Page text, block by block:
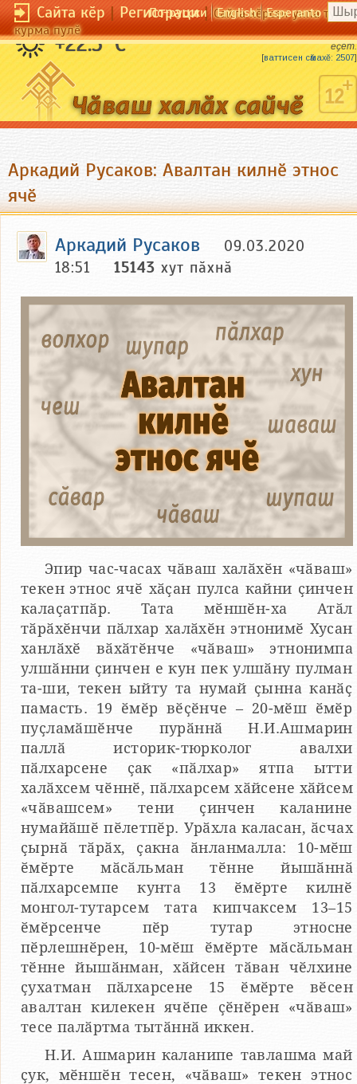
Сайта кӗр|Регистраци|Сайта кӗрсен унпа
курма пулӗ
По-русски English Esperanto
+22.5 °C
Шаланкӑ шыв кӑларать, ула курак пырса
ӗҫет.
[ваттисен сӑмахӗ: 2507]
Аркадий Русаков: Авалтан килнӗ этнос
ячӗ
Аркадий Русаков
09.03.2020
18:51
15143 хут пӑхнӑ
Эпир час-часах чӑваш халӑхӗн «чӑваш»
текен этнос ячӗ хӑҫан пулса кайни ҫинчен
калаҫатпӑр. Тата мӗншӗн-ха Атӑл
тӑрӑхӗнчи пӑлхар халӑхӗн этнонимӗ Хусан
ханлӑхӗ вӑхӑтӗнче «чӑваш» этнонимпа
улшӑнни ҫинчен е кун пек улшӑну пулман
та-ши, текен ыйту та нумай ҫынна канӑҫ
памасть. 19 ӗмӗр вӗҫӗнче – 20-мӗш ӗмӗр
пуҫламӑшӗнче пурӑннӑ Н.И.Ашмарин
паллӑ историк-тюрколог авалхи
пӑлхарсене ҫак «пӑлхар» ятпа ытти
халӑхсем чӗннӗ, пӑлхарсем хӑйсене хӑйсем
«чӑвашсем» тени ҫинчен каланине
нумайӑшӗ пӗлетпӗр. Урӑхла каласан, ӑсчах
ҫырнӑ тӑрӑх, ҫакна ӑнланмалла: 10-мӗш
ӗмӗрте мӑсӑльман тӗнне йышӑннӑ
пӑлхарсемпе кунта 13 ӗмӗрте килнӗ
монгол-тутарсем тата кипчаксем 13–15
ӗмӗрсенче пӗр тутар этносне
пӗрлешнӗрен, 10-мӗш ӗмӗрте мӑсӑльман
тӗнне йышӑнман, хӑйсен тӑван чӗлхине
ҫухатман пӑлхарсене 15 ӗмӗрте вӗсен
авалтан килекен ячӗпе ҫӗнӗрен «чӑваш»
тесе палӑртма тытӑннӑ иккен.
Н.И. Ашмарин каланипе тавлашма май
ҫук, мӗншӗн тесен, «чӑваш» текен этнос